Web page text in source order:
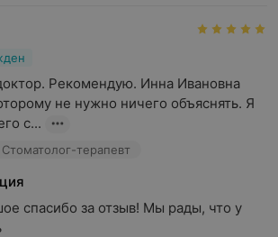
Рекомендую. Инна Ивановна
не нужно ничего объяснять. Я
с...
терапевт
спасибо за отзыв! Мы рады, что у